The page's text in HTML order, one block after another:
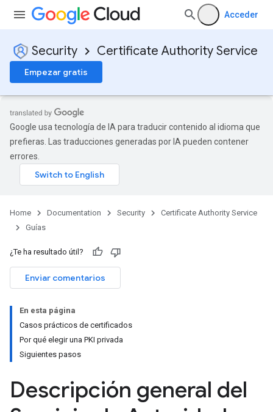
Acceder
Security Certificate Authority Service
Empezar gratis
Google usa tecnología de IA para traducir contenido al idioma que
prefieras. Las traducciones generadas por IA pueden contener
errores.
Home Documentation Security
Certificate Authority Service
Guías
¿Te ha resultado útil?
Enviar comentarios
En esta página
Casos prácticos de certificados
Por qué elegir una PKI privada
Siguientes pasos
Descripción general del